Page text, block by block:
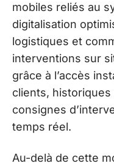
mobiles reliés au
digitalisation
logistiques et
interventions sur
grâce à l’accès
clients,
consignes
temps réel.
Au-delà de cette